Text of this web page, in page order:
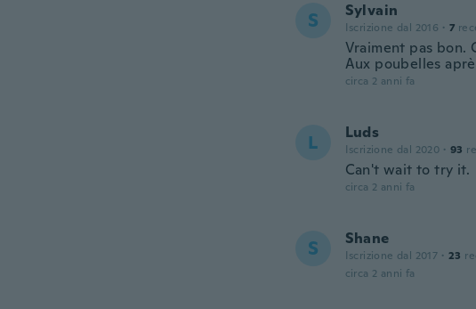
S Sylvain
Iscrizione dal 2016 · 7
Vraiment pas bon.
Aux poubelles
circa 2 anni fa
L Luds
Iscrizione dal 2020 · 93
Can't wait to try it.
circa 2 anni fa
S Shane
Iscrizione dal 2017 · 23
circa 2 anni fa